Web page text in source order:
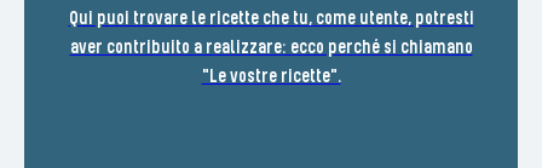
Qui puoi trovare le ricette che tu, come utente, potresti
aver contribuito a realizzare: ecco perché si chiamano
"Le vostre ricette".